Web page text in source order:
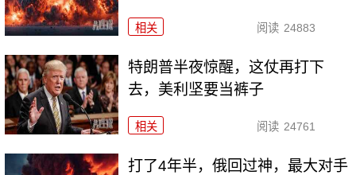
相关 阅读 24883
特朗普半夜惊醒，这仗再打下
去，美利坚要当裤子
相关 阅读 24761
打了4年半，俄回过神，最大对手